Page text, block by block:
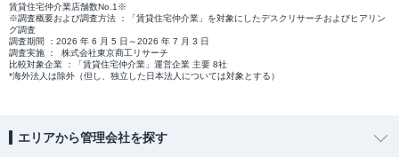
賃貸住宅仲介業店舗数No.1※
※調査概要および調査方法 ：「賃貸住宅仲介業」を対象にしたデスクリサーチおよびヒアリン
グ調査
調査期間 ：2026 年 6 月 5 日～2026 年 7 月 3 日
調査実施 ： 株式会社東京商工リサーチ
比較対象企業 ：「賃貸住宅仲介業」運営企業 主要 8社
*海外法人は除外（但し、独立した日本法人については対象とする）
エリアから管理会社を探す